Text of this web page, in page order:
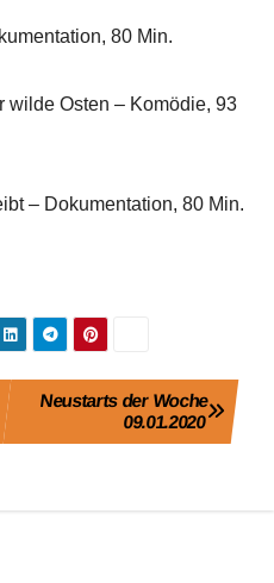
80 Min.
wilde Osten – Komödie, 93
– Dokumentation, 80 Min.
Neustarts der Woche
09.01.2020